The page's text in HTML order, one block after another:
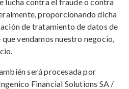
proporcionando dicha
de tratamiento de datos de
vendamos nuestro negocio,
será procesada por
Financial Solutions SA /